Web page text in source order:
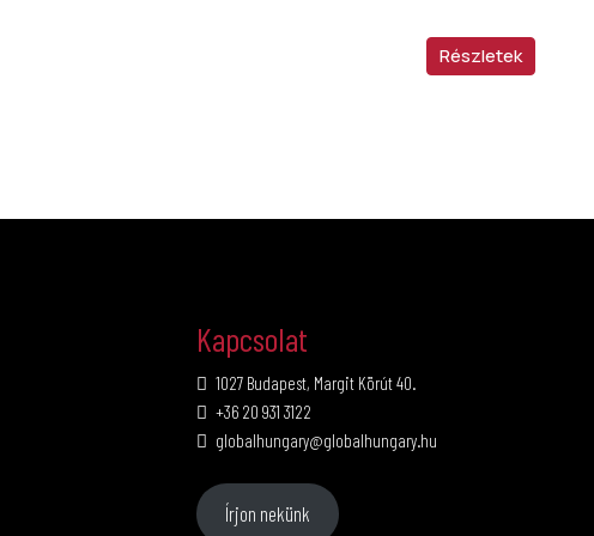
Részletek
Kapcsolat
1027 Budapest, Margit Körút 40.
+36 20 931 3122
globalhungary@globalhungary.hu
Írjon nekünk